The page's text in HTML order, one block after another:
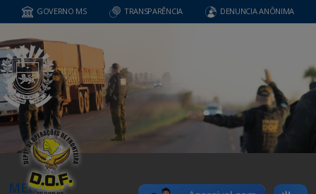
GOVERNO MS TRANSPARÊNCIA DENUNCIA ANÔNIMA
MENU